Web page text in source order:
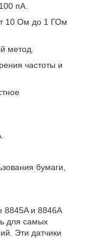
пА.
10 Ом до 1 ГОм
метод.
частоты и
бумаги,
8845A и 8846A
для самых
Эти датчики